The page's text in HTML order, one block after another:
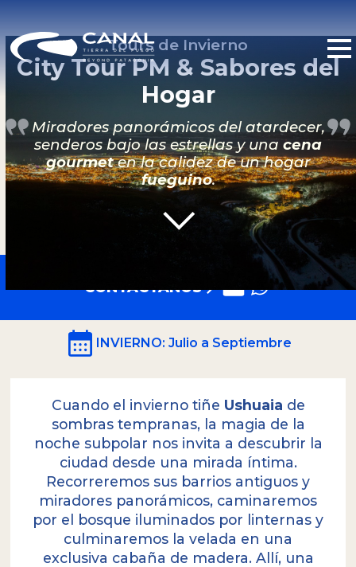
Tours de Invierno
City Tour PM & Sabores del
Hogar
Miradores panorámicos del atardecer,
senderos bajo las estrellas y una cena
gourmeten la calidez de un hogar
fueguino.
CONTACTANOS
INVIERNO: Julio a Septiembre
Cuando el invierno tiñe Ushuaia de
sombras tempranas, la magia de la
noche subpolar nos invita a descubrir la
ciudad desde una mirada íntima.
Recorreremos sus barrios antiguos y
miradores panorámicos, caminaremos
por el bosque iluminados por linternas y
culminaremos la velada en una
exclusiva cabaña de madera. Allí, una